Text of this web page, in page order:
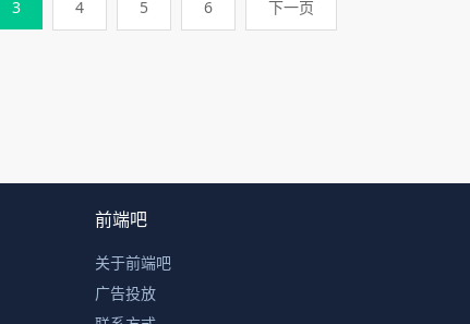
3 4 5 6 下一页
前端吧
关于前端吧
广告投放